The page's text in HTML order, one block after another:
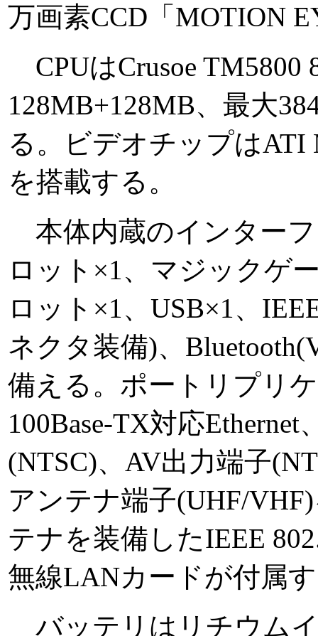
万画素CCD「MOTION
CPUはCrusoe TM5800
128MB+128MB、最大
る。ビデオチップは
を搭載する。
本体内蔵のインターフ
ロット×1、マジックゲ
ロット×1、USB×1、
ネクタ装備)、
備える。ポートリプリ
100Base-TX対応
(NTSC)、AV出力端子
アンテナ端子(UHF/
テナを装備したIEEE
無線LANカードが付属
バッテリはリチウム